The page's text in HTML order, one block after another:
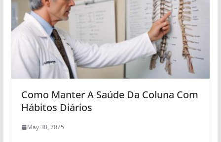
Como Manter A Saúde Da Coluna Com
Hábitos Diários
May 30, 2025